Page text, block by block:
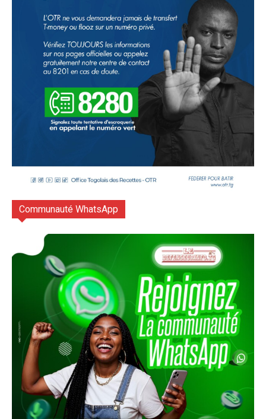
Communauté WhatsApp